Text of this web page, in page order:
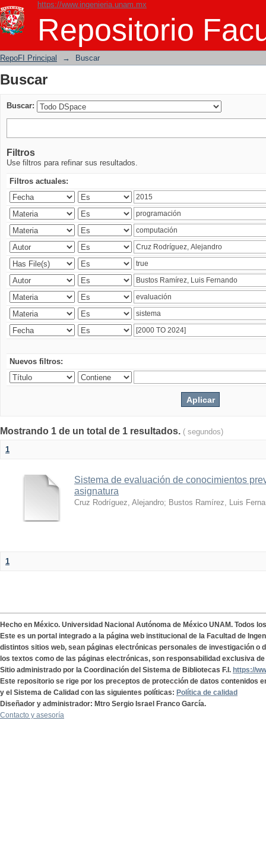
https://www.ingenieria.unam.mx
Repositorio
Buscar
RepoFI Principal → Buscar
Buscar
Buscar:
Filtros
Use filtros para refinar sus resultados.
Filtros actuales:
Nuevos filtros:
Mostrando 1 de un total de 1 resultados. ( segundos)
1
Sistema de evaluación de conocimientos
asignatura
Cruz Rodríguez, Alejandro; Bustos Ramírez, Luis
1
Hecho en México. Universidad Nacional Autónoma de México UNAM. Todos
Este es un portal integrado a la página web institucional de la Facultad de
distintos sitios web, sean páginas electrónicas personales de investigación o
los textos como de las páginas electrónicas, son responsabilidad exclusiva
Sitio administrado por la Coordinación del Sistema de Bibliotecas F.I. https://
Este repositorio se rige por los preceptos de protección de datos contenidos
y el Sistema de Calidad con las siguientes políticas: Política de calidad
Diseñador y administrador: Mtro Sergio Israel Franco García.
Contacto y asesoría